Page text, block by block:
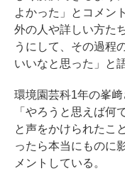
よかった」とコメン
外の人や詳しい方た
うにして、その過程
いいなと思った」と
環境園芸科1年の峯
「やろうと思えば何
と声をかけられたこ
ったら本当にものに
メントしている。